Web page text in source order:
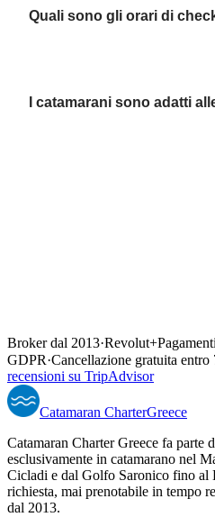
Quali sono gli orari di
I catamarani sono adatti
Broker dal 2013·Revolut+
GDPR·Cancellazione gratuita entro
recensioni su TripAdvisor
Catamaran CharterGreece
Catamaran Charter Greece fa
esclusivamente in catamarano nel
Cicladi e dal Golfo Saronico fino al
richiesta, mai prenotabile in tempo
dal 2013.